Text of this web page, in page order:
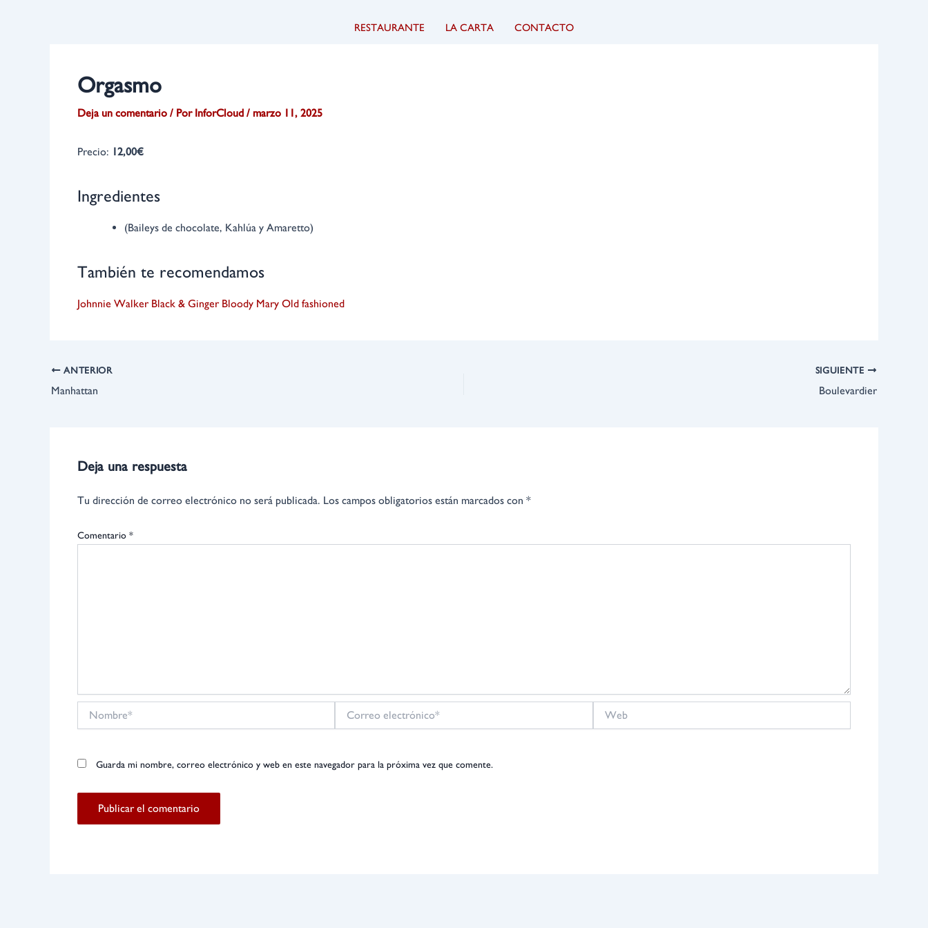
RESTAURANTE LA CARTA CONTACTO
Orgasmo
Deja un comentario / Por InforCloud / marzo 11, 2025
Precio: 12,00€
Ingredientes
(Baileys de chocolate, Kahlúa y Amaretto)
También te recomendamos
Johnnie Walker Black & Ginger Bloody Mary Old fashioned
ANTERIOR
Manhattan
SIGUIENTE
Boulevardier
Deja una respuesta
Tu dirección de correo electrónico no será publicada. Los campos obligatorios están marcados con *
Comentario *
electrónico*
Guarda mi nombre, correo electrónico y web en este navegador para la próxima vez que comente.